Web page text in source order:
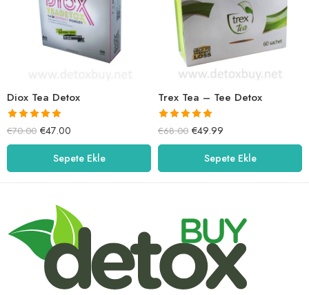
Diox Tea Detox
5 üzerinden
5.00oy aldı
€70.00 €47.00
Sepete Ekle
Trex Tea – Tee Detox
5 üzerinden
5.00oy aldı
€68.00 €49.99
Sepete Ekle